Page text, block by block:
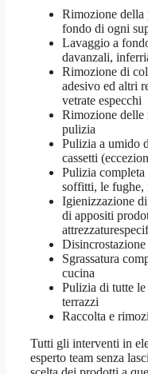
Rimozione della
fondo di ogni
Lavaggio a
davanzali,
Rimozione di
adesivo ed altri
vetrate especchi
Rimozione delle
pulizia
Pulizia a umido
cassetti
Pulizia
soffitti, le fughe,
Igienizzazione
di appositi
Sgrassatura
cucina
Pulizia di tutte le
terrazzi
Raccolta e
Tutti gli interventi in
esperto team senza